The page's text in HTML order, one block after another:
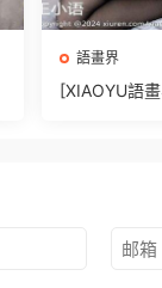
語畫界
[XIAOYU語